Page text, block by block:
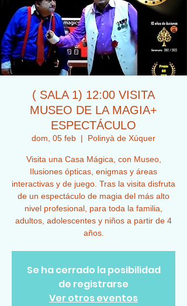
( SALA 1) 12:00 VISITA
MUSEO DE LA MAGIA+
ESPECTÁCULO
dom, 05 feb
  |
Polinyà de Xúquer
Visita una Casa Mágica, con Museo,
Ilusiones ópticas, enigmas y áreas
interactivas y de juego. Tras la visita disfruta
de un espectáculo de magia del más alto
nivel profesional, para toda la familia,
adultos, adolescentes y niños a partir de 4
años.
Se ha cerrado la posibilidad
de registrarse
Ver otros eventos